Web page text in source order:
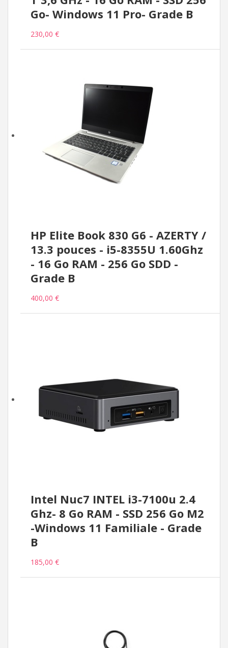
Go- Windows 11 Pro- Grade B
230,00 €
HP Elite Book 830 G6 - AZERTY /
13.3 pouces - i5-8355U 1.60Ghz
- 16 Go RAM - 256 Go SDD -
Grade B
400,00 €
Intel Nuc7 INTEL i3-7100u 2.4
Ghz- 8 Go RAM - SSD 256 Go M2
-Windows 11 Familiale - Grade
B
185,00 €